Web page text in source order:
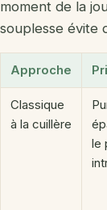
moment de la
souplesse évite
Approche
Classique
à la cuillère
le